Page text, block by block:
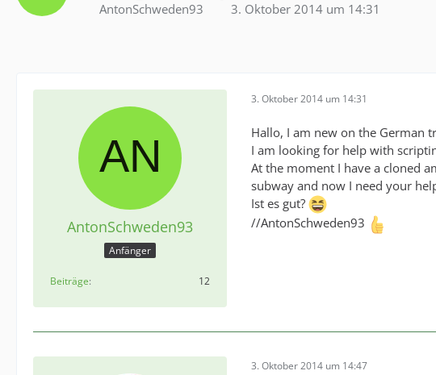
AntonSchweden93 3. Oktober 2014 um 14:31
AntonSchweden93
Anfänger
Beiträge 12
3. Oktober 2014 um 14:31
Hallo, I am new on the German
I am looking for help with
At the moment I have a cloned
subway and now I need your
Ist es gut?
//AntonSchweden93
3. Oktober 2014 um 14:47